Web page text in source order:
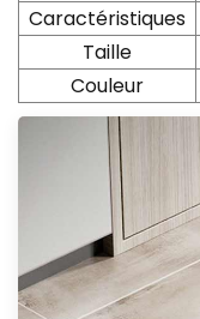
Caractéristiques
Taille
Couleur